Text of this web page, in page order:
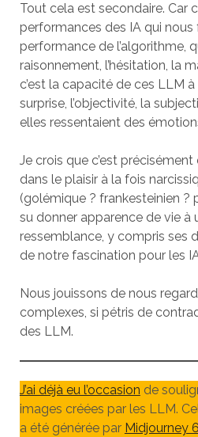
Tout cela est secondaire. Car
performances des IA qui nous
performance de l’algorithme,
raisonnement, l’hésitation, la
c’est la capacité de ces LLM à
surprise, l’objectivité, la
elles ressentaient des
Je crois que c’est
dans le plaisir à la fois
(golémique ? frankesteinien ?
su donner apparence de vie à
ressemblance, y compris ses
de notre fascination pour les
Nous jouissons de nous
complexes, si pétris de
des LLM.
J’ai déjà eu l’occasion de
images créées par les LLM.
a été générée par Midjourney